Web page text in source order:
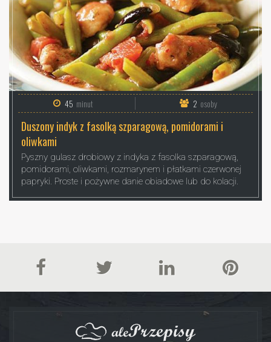
45 minut 2 osoby
Duszony indyk z fasolką szparagową, pomidorami i
oliwkami
Pyszny gulasz drobiowy z indyka z fasolka szparagową,
pomidorami, oliwkami, rozmarynem i płatkami czerwonej
papryki. Proste i pożywne danie obiadowe lub do kolacji.